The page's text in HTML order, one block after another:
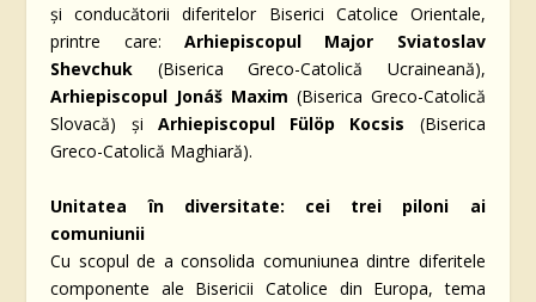
și conducătorii diferitelor Biserici Catolice Orientale,
printre care: Arhiepiscopul Major Sviatoslav
Shevchuk (Biserica Greco-Catolică Ucraineană),
Arhiepiscopul Jonáš Maxim (Biserica Greco-Catolică
Slovacă) și Arhiepiscopul Fülöp Kocsis (Biserica
Greco-Catolică Maghiară).
Unitatea în diversitate: cei trei piloni ai
comuniunii
Cu scopul de a consolida comuniunea dintre diferitele
componente ale Bisericii Catolice din Europa, tema